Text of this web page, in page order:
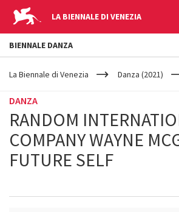
LA BIENNALE DI VENEZIA
YOUR
ARE
La Biennale di Venezia Danza (2021)
DANZA
RANDOM
COMPANY WAYNE
FUTURE SELF
BIENNALE DANZA